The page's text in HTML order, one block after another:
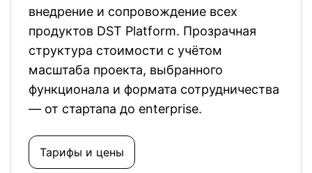
внедрение и сопровождение всех
продуктов DST Platform. Прозрачная
структура стоимости с учётом
масштаба проекта, выбранного
функционала и формата сотрудничества
— от стартапа до enterprise.
Тарифы и цены